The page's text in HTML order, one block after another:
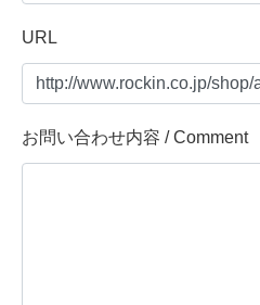
URL
お問い合わせ内容 / Comment